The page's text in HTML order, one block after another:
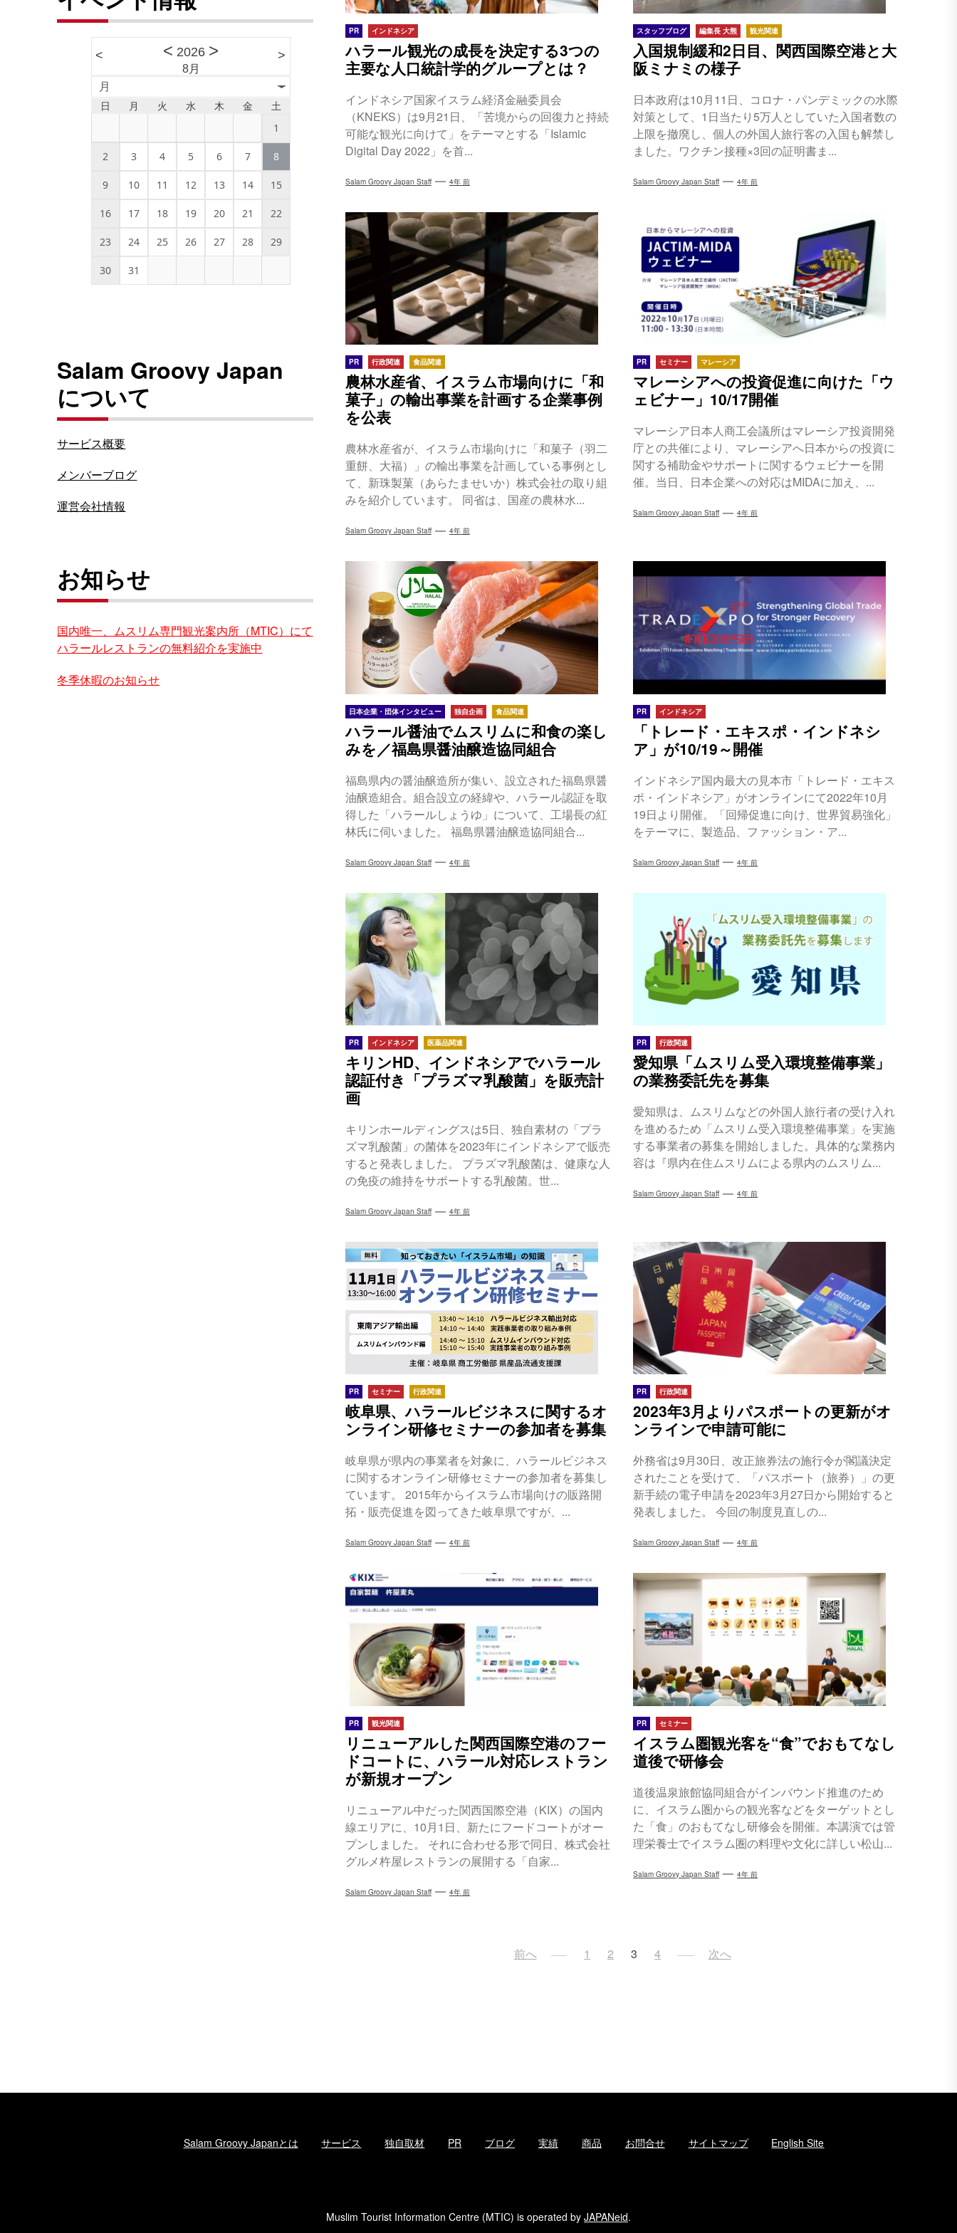
PR インドネシア
ハラール観光の成長を決定する3つの
主要な人口統計学的グループとは？
インドネシア国家イスラム経済金融委員会
（KNEKS）は9月21日、「苦境からの回復力と持続
可能な観光に向けて」をテーマとする「Islamic
Digital Day 2022」を首...
Salam Groovy Japan Staff 4年 前
スタッフブログ 編集長 大熊 観光関連
入国規制緩和2日目、関西国際空港と大
阪ミナミの様子
日本政府は10月11日、コロナ・パンデミックの水際
対策として、1日当たり5万人としていた入国者数の
上限を撤廃し、個人の外国人旅行客の入国も解禁し
ました。ワクチン接種×3回の証明書ま...
Salam Groovy Japan Staff 4年 前
PR 行政関連 食品関連
農林水産省、イスラム市場向けに「和
菓子」の輸出事業を計画する企業事例
を公表
農林水産省が、イスラム市場向けに「和菓子（羽二
重餅、大福）」の輸出事業を計画している事例とし
て、新珠製菓（あらたませいか）株式会社の取り組
みを紹介しています。 同省は、国産の農林水...
Salam Groovy Japan Staff 4年 前
PR セミナー マレーシア
マレーシアへの投資促進に向けた「ウ
ェビナー」10/17開催
マレーシア日本人商工会議所はマレーシア投資開発
庁との共催により、マレーシアへ日本からの投資に
関する補助金やサポートに関するウェビナーを開
催。当日、日本企業への対応はMIDAに加え、...
Salam Groovy Japan Staff 4年 前
日本企業・団体インタビュー 独自企画 食品関連
ハラール醤油でムスリムに和食の楽し
みを／福島県醤油醸造協同組合
福島県内の醤油醸造所が集い、設立された福島県醤
油醸造組合。組合設立の経緯や、ハラール認証を取
得した「ハラールしょうゆ」について、工場長の紅
林氏に伺いました。 福島県醤油醸造協同組合...
Salam Groovy Japan Staff 4年 前
PR インドネシア
「トレード・エキスポ・インドネシ
ア」が10/19～開催
インドネシア国内最大の見本市「トレード・エキス
ポ・インドネシア」がオンラインにて2022年10月
19日より開催。「回帰促進に向け、世界貿易強化」
をテーマに、製造品、ファッション・ア...
Salam Groovy Japan Staff 4年 前
PR インドネシア 医薬品関連
キリンHD、インドネシアでハラール
認証付き「プラズマ乳酸菌」を販売計
画
キリンホールディングスは5日、独自素材の「プラ
ズマ乳酸菌」の菌体を2023年にインドネシアで販売
すると発表しました。 プラズマ乳酸菌は、健康な人
の免疫の維持をサポートする乳酸菌。世...
Salam Groovy Japan Staff 4年 前
PR 行政関連
愛知県「ムスリム受入環境整備事業」
の業務委託先を募集
愛知県は、ムスリムなどの外国人旅行者の受け入れ
を進めるため「ムスリム受入環境整備事業」を実施
する事業者の募集を開始しました。具体的な業務内
容は『県内在住ムスリムによる県内のムスリム...
Salam Groovy Japan Staff 4年 前
PR セミナー 行政関連
岐阜県、ハラールビジネスに関するオ
ンライン研修セミナーの参加者を募集
岐阜県が県内の事業者を対象に、ハラールビジネス
に関するオンライン研修セミナーの参加者を募集し
ています。 2015年からイスラム市場向けの販路開
拓・販売促進を図ってきた岐阜県ですが、...
Salam Groovy Japan Staff 4年 前
PR 行政関連
2023年3月よりパスポートの更新がオ
ンラインで申請可能に
外務省は9月30日、改正旅券法の施行令が閣議決定
されたことを受けて、「パスポート（旅券）」の更
新手続の電子申請を2023年3月27日から開始すると
発表しました。 今回の制度見直しの...
Salam Groovy Japan Staff 4年 前
PR 観光関連
リニューアルした関西国際空港のフー
ドコートに、ハラール対応レストラン
が新規オープン
リニューアル中だった関西国際空港（KIX）の国内
線エリアに、10月1日、新たにフードコートがオー
プンしました。 それに合わせる形で同日、株式会社
グルメ杵屋レストランの展開する「自家...
Salam Groovy Japan Staff 4年 前
PR セミナー
イスラム圏観光客を“食”でおもてなし
道後で研修会
道後温泉旅館協同組合がインバウンド推進のため
に、イスラム圏からの観光客などをターゲットとし
た「食」のおもてなし研修会を開催。本講演では管
理栄養士でイスラム圏の料理や文化に詳しい松山...
Salam Groovy Japan Staff 4年 前
ョ
前へ 1 2 3 4 次へ
< < 2026 >
8月
>
月
日 月 火 水 木 金 土
1
2 3 4 5 6 7 8
9 10 11 12 13 14 15
16 17 18 19 20 21 22
23 24 25 26 27 28 29
30 31
Salam Groovy Japan
について
サービス概要
メンバーブログ
運営会社情報
お知らせ
国内唯一、ムスリム専門観光案内所（MTIC）にて
ハラールレストランの無料紹介を実施中
冬季休暇のお知らせ
Salam Groovy Japanとは サービス 独自取材 PR ブログ 実績 商品 お問合せ サイトマップ English Site
Muslim Tourist Information Centre (MTIC) is operated by JAPANeid.